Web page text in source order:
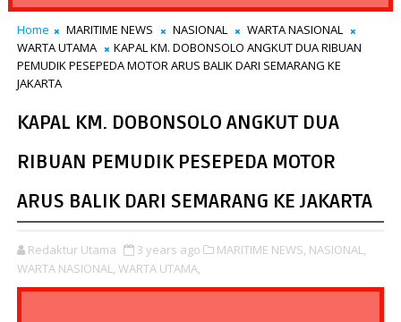
Home MARITIME NEWS NASIONAL
WARTA NASIONAL
WARTA UTAMA
KAPAL KM. DOBONSOLO ANGKUT DUA RIBUAN
PEMUDIK PESEPEDA MOTOR ARUS BALIK DARI SEMARANG KE
JAKARTA
KAPAL KM. DOBONSOLO ANGKUT DUA
RIBUAN PEMUDIK PESEPEDA MOTOR
ARUS BALIK DARI SEMARANG KE JAKARTA
Redaktur Utama 3 years ago MARITIME NEWS, NASIONAL,
WARTA NASIONAL, WARTA UTAMA,